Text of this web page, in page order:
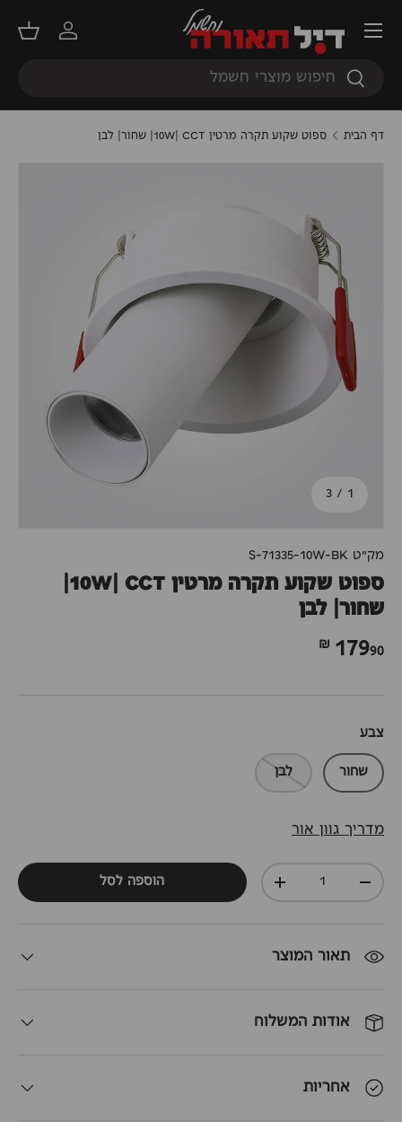
דילוג
חיפוש
חיפוש
התחברות
סל
תפריט
דף הבית ספוט שקוע תקרה מרטין 10W| CCT| שחור| לבן
1
/ מתוך
3
מק"ט S-71335-10W-BK
שחור| לבן
17990 ₪
צבע
שחור לבן
מדריך גוון אור
כמות
+ הוספה לסל
תאור המוצר
אודות המשלוח
אחריות